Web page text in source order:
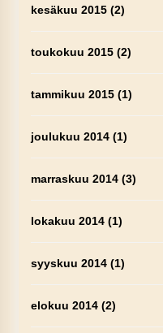
kesäkuu 2015(2)
toukokuu 2015(2)
tammikuu 2015(1)
joulukuu 2014(1)
marraskuu 2014(3)
lokakuu 2014(1)
syyskuu 2014(1)
elokuu 2014(2)